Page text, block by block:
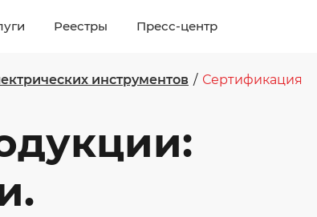
Реестры Пресс-центр
инструментов / Сертификация